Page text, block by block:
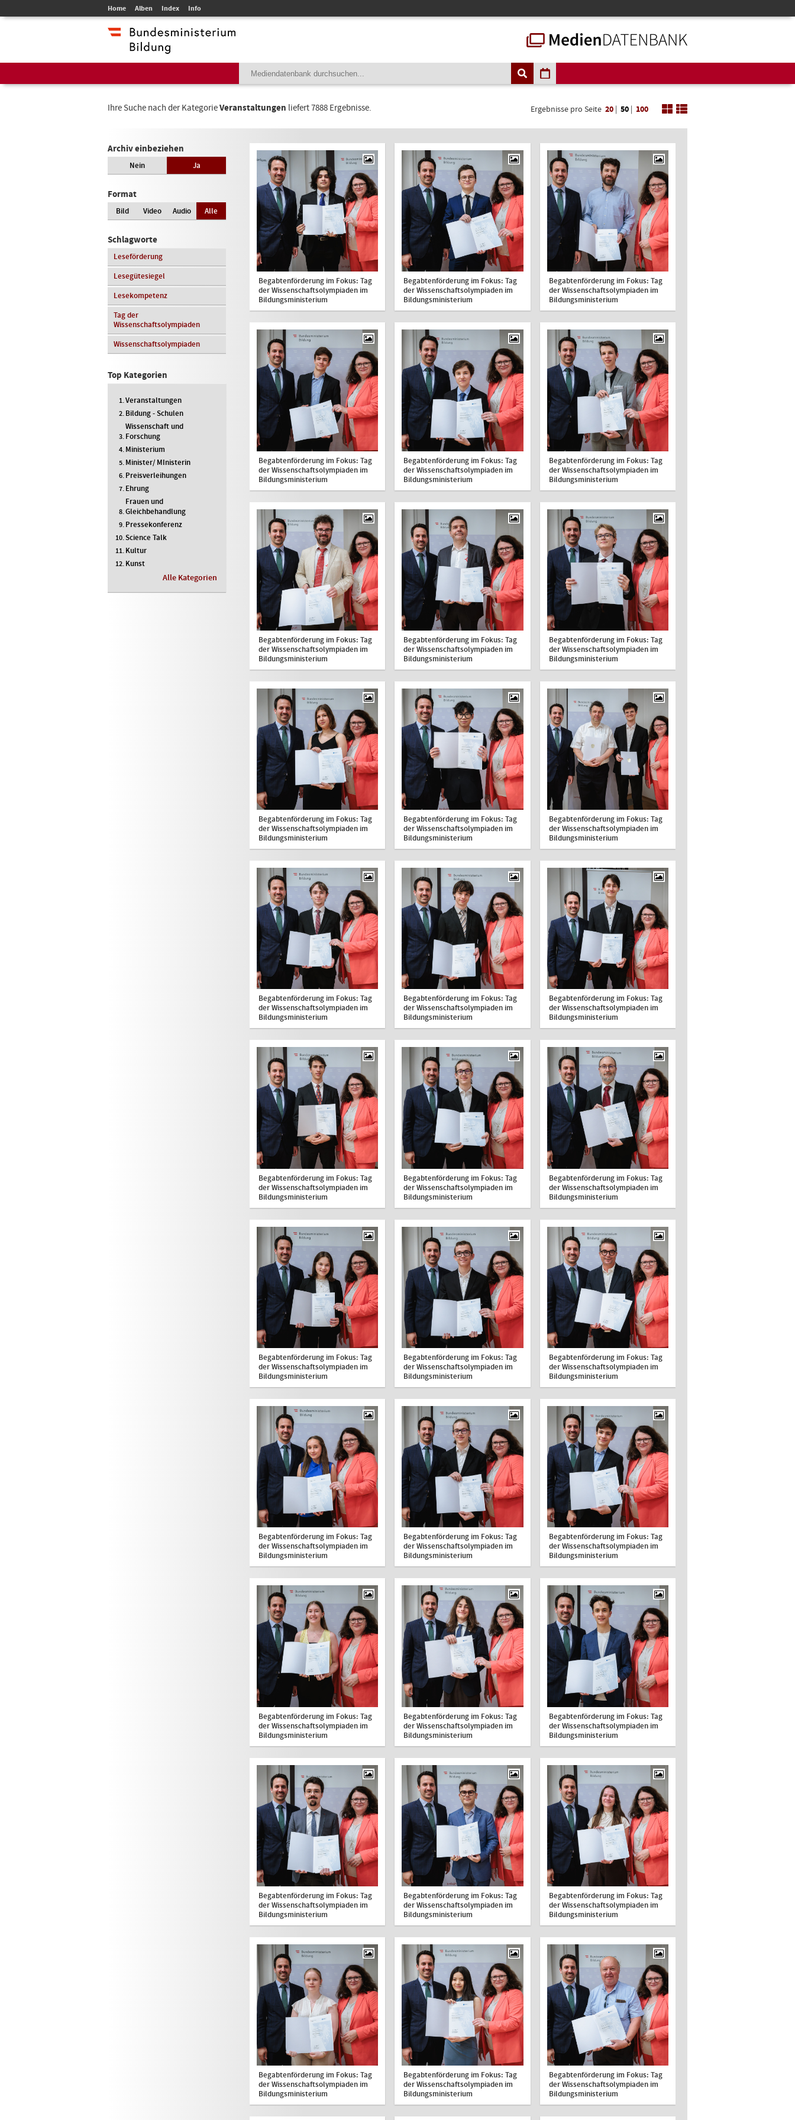
Home Alben Index Info
Ihre Suche nach der KategorieVeranstaltungen liefert 7888 Ergebnisse. Ergebnisse pro Seite 20 | 50 | 100
Archiv einbeziehen
Nein Ja
Format
Bild Video Audio Alle
Schlagworte
Leseförderung
Lesegütesiegel
Lesekompetenz
Tag der
Wissenschaftsolympiaden
Wissenschaftsolympiaden
Top Kategorien
Veranstaltungen
Bildung - Schulen
Wissenschaft und
Forschung
Ministerium
Minister/ MInisterin
Preisverleihungen
Ehrung
Frauen und
Gleichbehandlung
Pressekonferenz
Science Talk
Kultur
Kunst
Alle Kategorien
Begabtenförderung im Fokus: Tag
der Wissenschaftsolympiaden im
Bildungsministerium
Begabtenförderung im Fokus: Tag
der Wissenschaftsolympiaden im
Bildungsministerium
Begabtenförderung im Fokus: Tag
der Wissenschaftsolympiaden im
Bildungsministerium
Begabtenförderung im Fokus: Tag
der Wissenschaftsolympiaden im
Bildungsministerium
Begabtenförderung im Fokus: Tag
der Wissenschaftsolympiaden im
Bildungsministerium
Begabtenförderung im Fokus: Tag
der Wissenschaftsolympiaden im
Bildungsministerium
Begabtenförderung im Fokus: Tag
der Wissenschaftsolympiaden im
Bildungsministerium
Begabtenförderung im Fokus: Tag
der Wissenschaftsolympiaden im
Bildungsministerium
Begabtenförderung im Fokus: Tag
der Wissenschaftsolympiaden im
Bildungsministerium
Begabtenförderung im Fokus: Tag
der Wissenschaftsolympiaden im
Bildungsministerium
Begabtenförderung im Fokus: Tag
der Wissenschaftsolympiaden im
Bildungsministerium
Begabtenförderung im Fokus: Tag
der Wissenschaftsolympiaden im
Bildungsministerium
Begabtenförderung im Fokus: Tag
der Wissenschaftsolympiaden im
Bildungsministerium
Begabtenförderung im Fokus: Tag
der Wissenschaftsolympiaden im
Bildungsministerium
Begabtenförderung im Fokus: Tag
der Wissenschaftsolympiaden im
Bildungsministerium
Begabtenförderung im Fokus: Tag
der Wissenschaftsolympiaden im
Bildungsministerium
Begabtenförderung im Fokus: Tag
der Wissenschaftsolympiaden im
Bildungsministerium
Begabtenförderung im Fokus: Tag
der Wissenschaftsolympiaden im
Bildungsministerium
Begabtenförderung im Fokus: Tag
der Wissenschaftsolympiaden im
Bildungsministerium
Begabtenförderung im Fokus: Tag
der Wissenschaftsolympiaden im
Bildungsministerium
Begabtenförderung im Fokus: Tag
der Wissenschaftsolympiaden im
Bildungsministerium
Begabtenförderung im Fokus: Tag
der Wissenschaftsolympiaden im
Bildungsministerium
Begabtenförderung im Fokus: Tag
der Wissenschaftsolympiaden im
Bildungsministerium
Begabtenförderung im Fokus: Tag
der Wissenschaftsolympiaden im
Bildungsministerium
Begabtenförderung im Fokus: Tag
der Wissenschaftsolympiaden im
Bildungsministerium
Begabtenförderung im Fokus: Tag
der Wissenschaftsolympiaden im
Bildungsministerium
Begabtenförderung im Fokus: Tag
der Wissenschaftsolympiaden im
Bildungsministerium
Begabtenförderung im Fokus: Tag
der Wissenschaftsolympiaden im
Bildungsministerium
Begabtenförderung im Fokus: Tag
der Wissenschaftsolympiaden im
Bildungsministerium
Begabtenförderung im Fokus: Tag
der Wissenschaftsolympiaden im
Bildungsministerium
Begabtenförderung im Fokus: Tag
der Wissenschaftsolympiaden im
Bildungsministerium
Begabtenförderung im Fokus: Tag
der Wissenschaftsolympiaden im
Bildungsministerium
Begabtenförderung im Fokus: Tag
der Wissenschaftsolympiaden im
Bildungsministerium